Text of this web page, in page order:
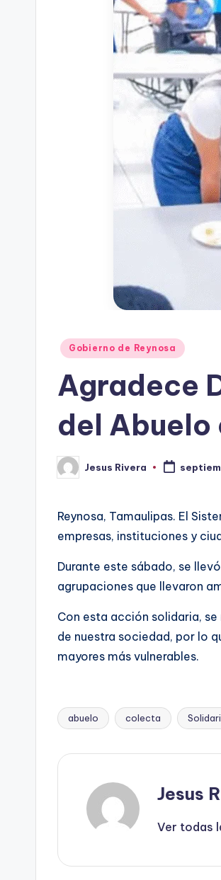
Publicado
Gobierno de Reynosa
Agradece
del Abuelo
Publicado
por
Jesus Rivera
Reynosa, Tamaulipas. El
empresas, instituciones y
Durante este sábado, se
agrupaciones que llevaron
Con esta acción solidaria,
de nuestra sociedad, por lo
mayores más vulnerables.
Etiquetas:
abuelo colecta
Jesus
Ver todas